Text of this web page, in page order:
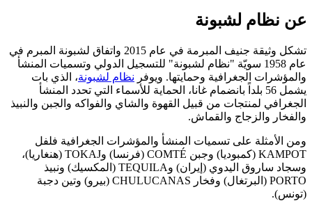
عن نظام لشبونة
تشكل وثيقة جنيف المبرمة في عام 2015 واتفاق لشبونة المبرم في
عام 1958 سويّة "نظام لشبونة" للتسجيل الدولي وتسميات المنشأ
والمؤشرات الجغرافية وحمايتها. ويوفر نظام لشبونة، الذي بات
يشمل 56 بلداً بانضمام غانا، الحماية للأسماء التي تحدد المنشأ
الجغرافي لمنتجات من قبيل القهوة والشاي والفواكه والجبن والنبيذ
والفخار والزجاج والقماش.
ومن الأمثلة على تسميات المنشأ والمؤشرات الجغرافية فلفل
KAMPOT (كمبوديا) وجبن COMTÉ (فرنسا) وTOKAJ (هنغاريا)،
وسجاد ساروق اليدوي (إيران) وTEQUILA
(المكسيك) ونبيذ
PORTO (البرتغال) وفخار CHULUCANAS (بيرو) وتين دجبة
(تونس).